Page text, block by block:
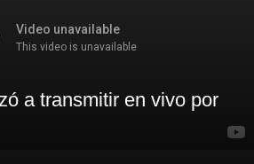
a transmitir en vivo por